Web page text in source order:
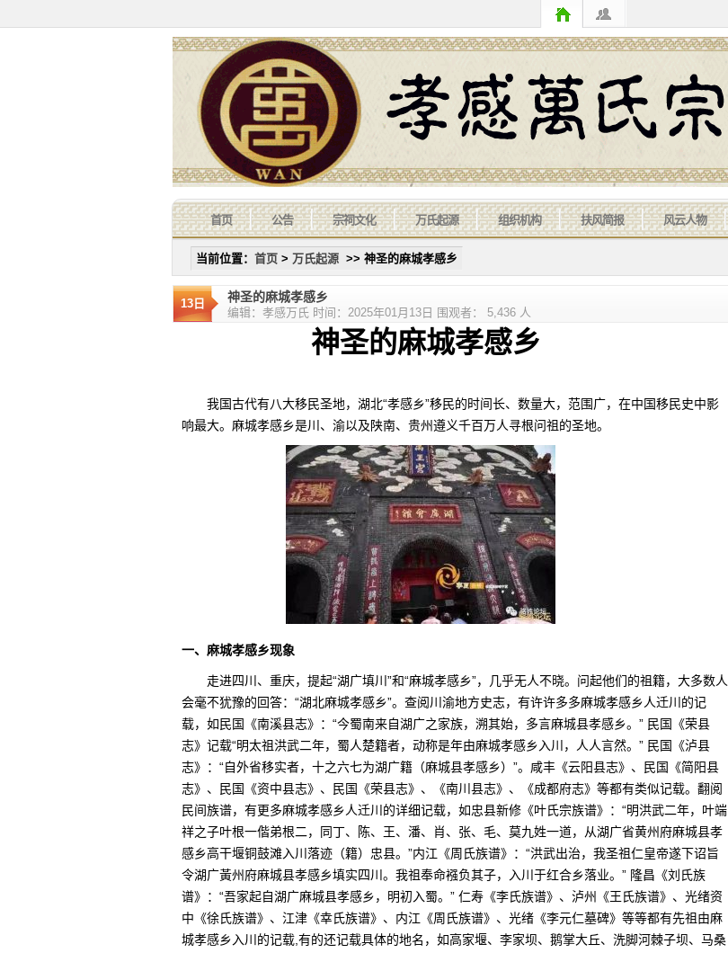
首页 公告 宗祠文化 万氏起源 组织机构 扶风简报 风云人物
当前位置： 首页 > 万氏起源 >> 神圣的麻城孝感乡
13日 神圣的麻城孝感乡
编辑：孝感万氏 时间：2025年01月13日 围观者： 5,436 人
神圣的麻城孝感乡
我国古代有八大移民圣地，湖北“孝感乡”移民的时间长、数量大，范围广，在中国移民史中影
响最大。麻城孝感乡是川、渝以及陕南、贵州遵义千百万人寻根问祖的圣地。
一、麻城孝感乡现象
走进四川、重庆，提起“湖广填川”和“麻城孝感乡”，几乎无人不晓。问起他们的祖籍，大多数人
会毫不犹豫的回答：“湖北麻城孝感乡”。查阅川渝地方史志，有许许多多麻城孝感乡人迁川的记
载，如民国《南溪县志》：“今蜀南来自湖广之家族，溯其始，多言麻城县孝感乡。” 民国《荣县
志》记载“明太祖洪武二年，蜀人楚籍者，动称是年由麻城孝感乡入川，人人言然。” 民国《泸县
志》：“自外省移实者，十之六七为湖广籍（麻城县孝感乡）”。咸丰《云阳县志》、民国《简阳县
志》、民国《资中县志》、民国《荣县志》、《南川县志》、《成都府志》等都有类似记载。翻阅
民间族谱，有更多麻城孝感乡人迁川的详细记载，如忠县新修《叶氏宗族谱》：“明洪武二年，叶端
祥之子叶根一偕弟根二，同丁、陈、王、潘、肖、张、毛、莫九姓一道，从湖广省黄州府麻城县孝
感乡高干堰铜鼓滩入川落迹（籍）忠县。”内江《周氏族谱》：“洪武出治，我圣祖仁皇帝遂下诏旨
令湖广黃州府麻城县孝感乡填实四川。我祖奉命襁负其子，入川于红合乡落业。” 隆昌《刘氏族
谱》：“吾家起自湖广麻城县孝感乡，明初入蜀。” 仁寿《李氏族谱》、泸州《王氏族谱》、光绪资
中《徐氏族谱》、江津《幸氏族谱》、内江《周氏族谱》、光绪《李元仁墓碑》等等都有先祖由麻
城孝感乡入川的记载,有的还记载具体的地名，如高家堰、李家坝、鹅掌大丘、洗脚河棘子坝、马桑